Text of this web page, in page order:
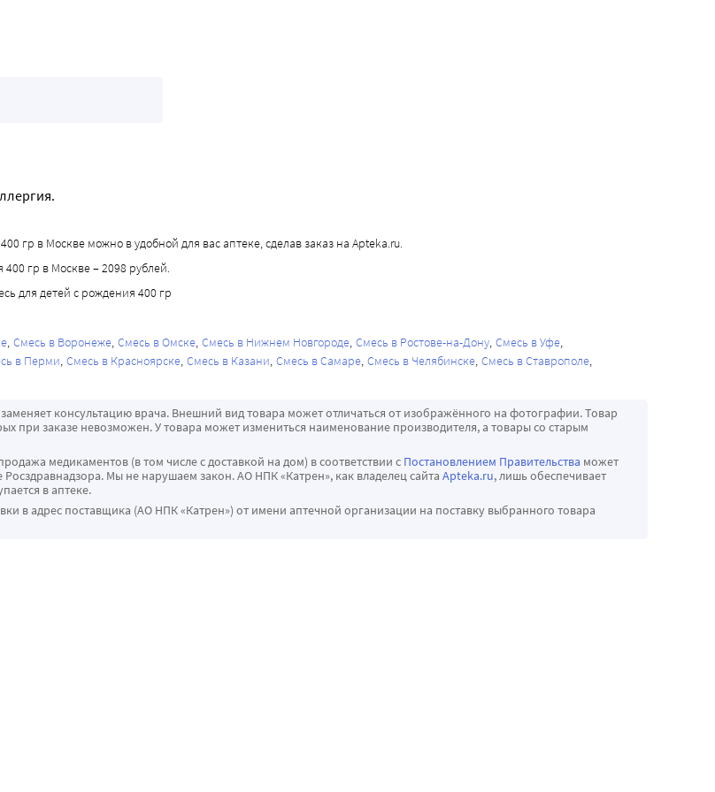
гр в Москве можно в удобной для вас аптеке, сделав заказ на Apteka.ru.
гр в Москве – 2098 рублей.
для детей с рождения 400 гр
Смесь в Воронеже Смесь в Омске Смесь в Нижнем Новгороде Смесь в Ростове-на-Дону Смесь в Уфе
в Перми Смесь в Красноярске Смесь в Казани Смесь в Самаре Смесь в Челябинске Смесь в Ставрополе
консультацию врача. Внешний вид товара может отличаться от изображённого на фотографии. Товар
при заказе невозможен. У товара может измениться наименование производителя, а товары со старым
медикаментов (в том числе с доставкой на дом) в соответствии с Постановлением Правительства может
Мы не нарушаем закон. АО НПК «Катрен», как владелец сайта Apteka.ru, лишь обеспечивает
в аптеке.
в адрес поставщика (АО НПК «Катрен») от имени аптечной организации на поставку выбранного товара